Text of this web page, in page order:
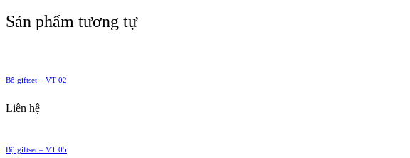
Sản phẩm tương tự
Bộ giftset – VT 02
Liên hệ
Bộ giftset – VT 05